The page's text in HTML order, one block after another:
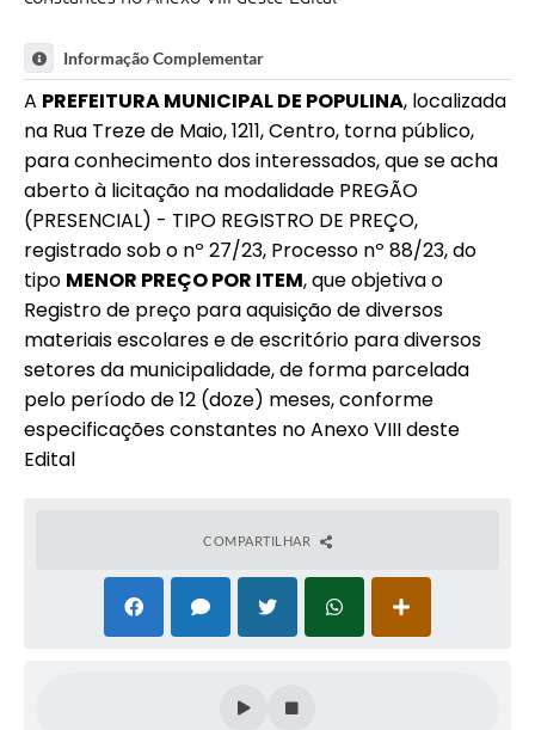
Informação Complementar
A PREFEITURA MUNICIPAL DE POPULINA, localizada
na Rua Treze de Maio, 1211, Centro, torna público,
para conhecimento dos interessados, que se acha
aberto à licitação na modalidade PREGÃO
(PRESENCIAL) - TIPO REGISTRO DE PREÇO,
registrado sob o nº 27/23, Processo nº 88/23, do
tipo MENOR PREÇO POR ITEM, que objetiva o
Registro de preço para aquisição de diversos
materiais escolares e de escritório para diversos
setores da municipalidade, de forma parcelada
pelo período de 12 (doze) meses, conforme
especificações constantes no Anexo VIII deste
Edital
COMPARTILHAR